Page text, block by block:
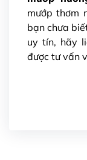
mướp thơm
bạn chưa
uy tín, hãy
được tư vấn